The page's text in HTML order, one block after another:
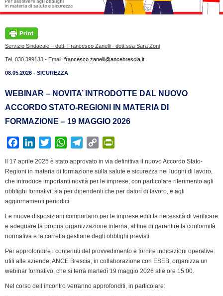
Servizio Sindacale – dott. Francesco Zanelli - dott.ssa Sara Zoni
Tel. 030.399133 - Email: francesco.zanelli@ancebrescia.it
08.05.2026 - SICUREZZA
WEBINAR – NOVITA’ INTRODOTTE DAL NUOVO
ACCORDO STATO-REGIONI IN MATERIA DI
FORMAZIONE – 19 MAGGIO 2026
c
e
b
o
o
k
n
k
e
d
I
n
i
t
e
r
W
a
t
s
A
p
p
l
e
g
a
m
C
p
y
L
n
k
i
n
t
r
i
e
n
d
l
y
Il 17 aprile 2025 è stato approvato in via definitiva il nuovo Accordo Stato-
Regioni in materia di formazione sulla salute e sicurezza nei luoghi di lavoro,
che introduce importanti novità per le imprese, con particolare riferimento agli
obblighi formativi, sia per dipendenti che per datori di lavoro, e agli
aggiornamenti periodici.
Le nuove disposizioni comportano per le imprese edili la necessità di verificare
e adeguare la propria organizzazione interna, al fine di garantire la conformità
normativa e la corretta gestione degli obblighi previsti.
Per approfondire i contenuti del provvedimento e fornire indicazioni operative
utili alle aziende, ANCE Brescia, in collaborazione con ESEB, organizza un
webinar formativo, che si terrà martedì 19 maggio 2026 alle ore 15:00.
Nel corso dell’incontro verranno approfonditi, in particolare: